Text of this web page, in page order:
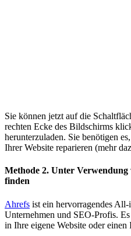
Sie können jetzt auf die
rechten Ecke des Bildschirms
herunterzuladen. Sie benötigen
Ihrer Website reparieren (mehr
Methode 2. Unter
finden
Ahrefs ist ein hervorragendes
Unternehmen und SEO-Profis.
in Ihre eigene Website oder